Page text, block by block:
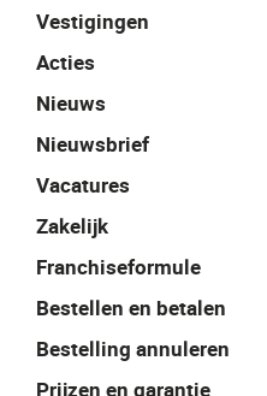
Vestigingen
Acties
Nieuws
Nieuwsbrief
Vacatures
Zakelijk
Franchiseformule
Bestellen en betalen
Bestelling annuleren
Prijzen en garantie